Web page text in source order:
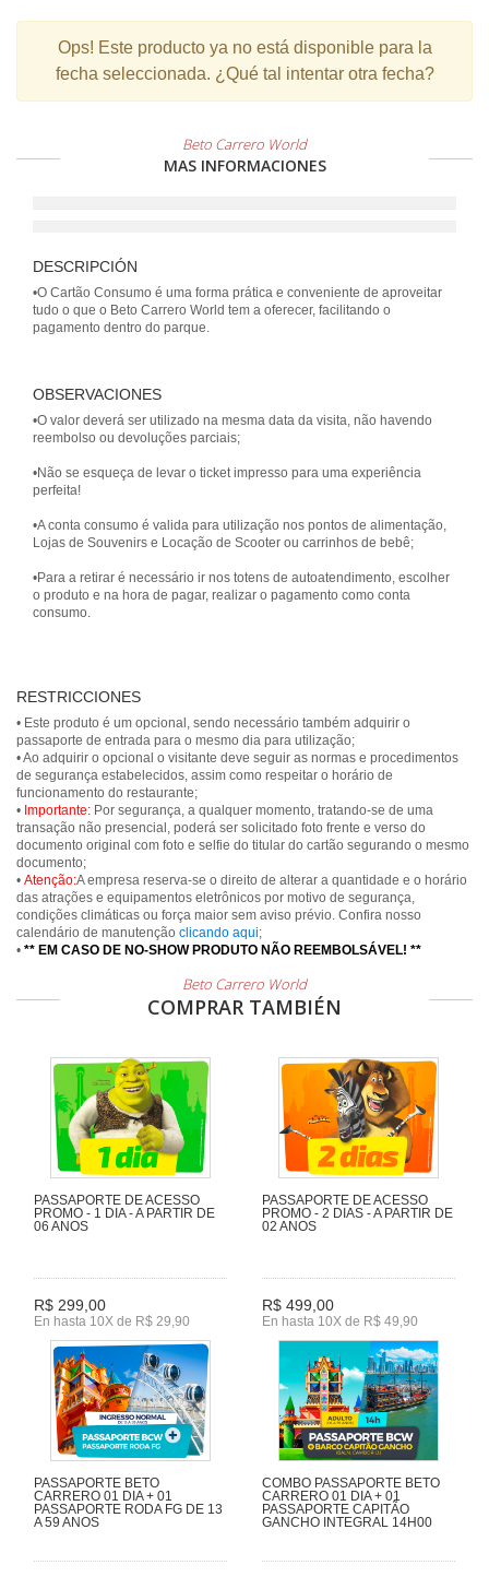
Ops! Este producto ya no está disponible para la
fecha seleccionada. ¿Qué tal intentar otra fecha?
Beto Carrero World
MAS INFORMACIONES
DESCRIPCIÓN
•O Cartão Consumo é uma forma prática e conveniente de aproveitar
tudo o que o Beto Carrero World tem a oferecer, facilitando o
pagamento dentro do parque.
OBSERVACIONES
•O valor deverá ser utilizado na mesma data da visita, não havendo
reembolso ou devoluções parciais;
•Não se esqueça de levar o ticket impresso para uma experiência
perfeita!
•A conta consumo é valida para utilização nos pontos de alimentação,
Lojas de Souvenirs e Locação de Scooter ou carrinhos de bebê;
•Para a retirar é necessário ir nos totens de autoatendimento, escolher
o produto e na hora de pagar, realizar o pagamento como conta
consumo.
RESTRICCIONES
• Este produto é um opcional, sendo necessário também adquirir o
passaporte de entrada para o mesmo dia para utilização;
• Ao adquirir o opcional o visitante deve seguir as normas e procedimentos
de segurança estabelecidos, assim como respeitar o horário de
funcionamento do restaurante;
• Importante: Por segurança, a qualquer momento, tratando-se de uma
transação não presencial, poderá ser solicitado foto frente e verso do
documento original com foto e selfie do titular do cartão segurando o mesmo
documento;
• Atenção:A empresa reserva-se o direito de alterar a quantidade e o horário
das atrações e equipamentos eletrônicos por motivo de segurança,
condições climáticas ou força maior sem aviso prévio. Confira nosso
calendário de manutenção clicando aqui;
• ** EM CASO DE NO-SHOW PRODUTO NÃO REEMBOLSÁVEL! **
Beto Carrero World
COMPRAR TAMBIÉN
PASSAPORTE DE ACESSO
PROMO - 1 DIA - A PARTIR DE
06 ANOS
R$ 299,00
En hasta 10X de R$ 29,90
PASSAPORTE DE ACESSO
PROMO - 2 DIAS - A PARTIR DE
02 ANOS
R$ 499,00
En hasta 10X de R$ 49,90
PASSAPORTE BETO
CARRERO 01 DIA + 01
PASSAPORTE RODA FG DE 13
A 59 ANOS
COMBO PASSAPORTE BETO
CARRERO 01 DIA + 01
PASSAPORTE CAPITÃO
GANCHO INTEGRAL 14H00